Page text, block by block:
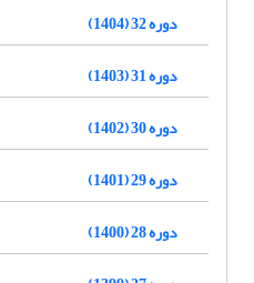
دوره 32 (1404)
دوره 31 (1403)
دوره 30 (1402)
دوره 29 (1401)
دوره 28 (1400)